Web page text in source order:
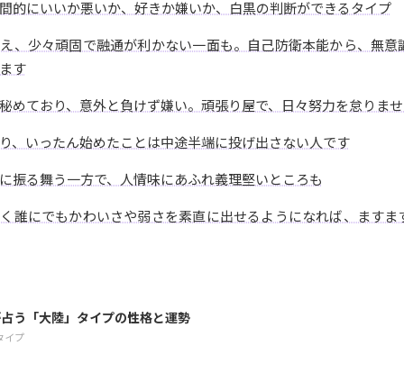
的にいいか悪いか、好きか嫌いか、白黒の判断ができるタイプ
、少々頑固で融通が利かない一面も。自己防衛本能から、無
す
めており、意外と負けず嫌い。頑張り屋で、日々努力を怠りま
、いったん始めたことは中途半端に投げ出さない人です
振る舞う一方で、人情味にあふれ義理堅いところも
誰にでもかわいさや弱さを素直に出せるようになれば、ます
う「大陸」タイプの性格と運勢
イプ